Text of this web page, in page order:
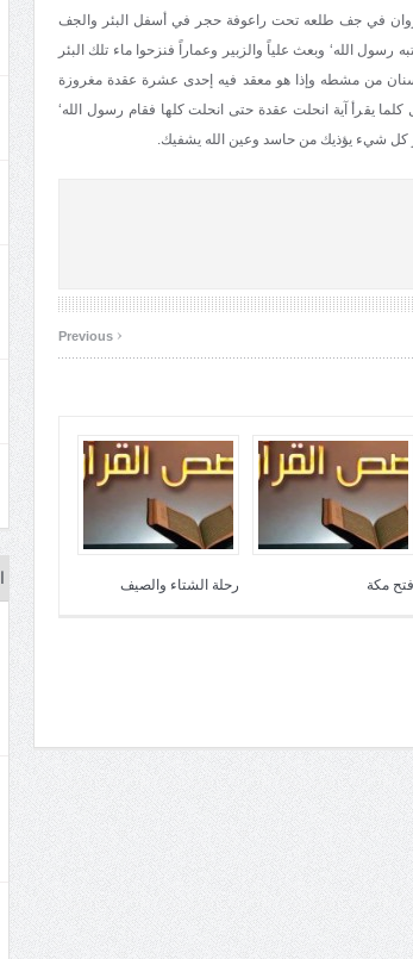
ذروان في جف طلعه تحت راعوفة حجر في أسفل البئر والجف
رسول الله‘ وبعث علياً والزبير وعماراً فنزحوا ماء تلك البئر
من مشطه وإذا هو معقد فيه إحدى عشرة عقدة مغروزة
كلما يقرأ آية انحلت عقدة حتى انحلت كلها فقام رسول الله‘
شيء يؤذيك من حاسد وعين الله يشفيك.
‹
فتح مكة رحلة الشتاء والصيف